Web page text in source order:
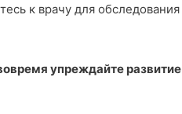
к врачу для обследования
упреждайте развитие